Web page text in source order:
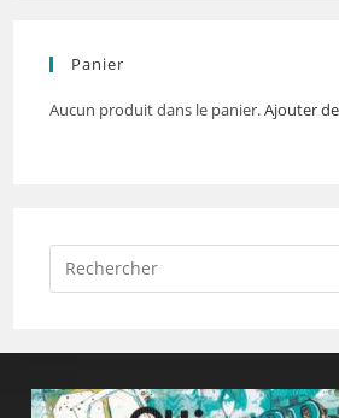
Panier
Aucun produit dans le panier.Ajouter